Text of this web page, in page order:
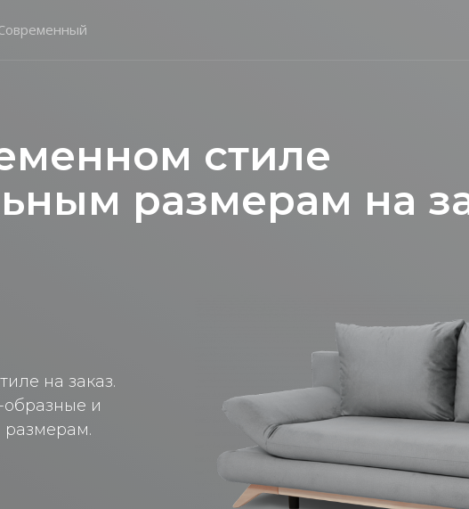
стиле
размерам на
на заказ.
и